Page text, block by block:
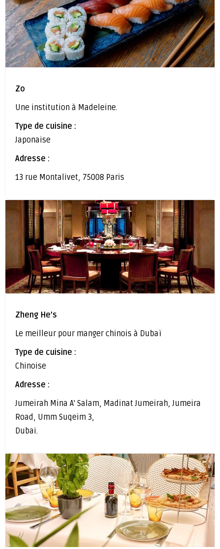
Zo
Une institution à Madeleine.
Type de cuisine :
Japonaise
Adresse :
13 rue Montalivet, 75008 Paris
Zheng He’s
Le meilleur pour manger chinois à Dubaï
Type de cuisine :
Chinoise
Adresse :
Jumeirah Mina A' Salam, Madinat Jumeirah, Jumeira
Road, Umm Suqeim 3,
Dubai.